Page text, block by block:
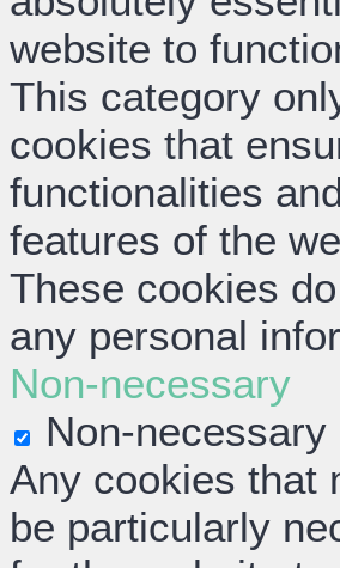
website to
This category
cookies that
functionalities
features of the
These cookies
any personal
Non-necessary
Non-necessary
Any cookies that
be particularly